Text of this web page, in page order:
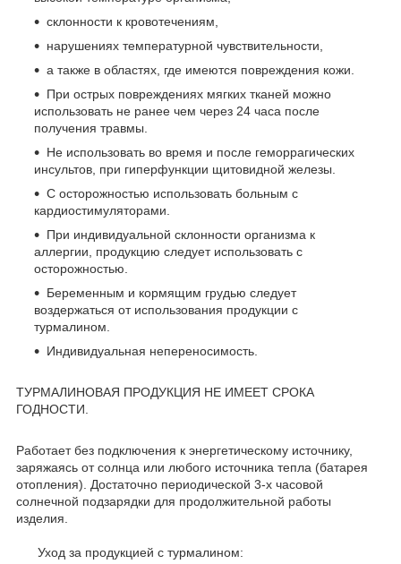
склонности к кровотечениям,
нарушениях температурной чувствительности,
а также в областях, где имеются повреждения кожи.
При острых повреждениях мягких тканей можно
использовать не ранее чем через 24 часа после
получения травмы.
Не использовать во время и после геморрагических
инсультов, при гиперфункции щитовидной железы.
С осторожностью использовать больным с
кардиостимуляторами.
При индивидуальной склонности организма к
аллергии, продукцию следует использовать с
осторожностью.
Беременным и кормящим грудью следует
воздержаться от использования продукции с
турмалином.
Индивидуальная непереносимость.
ТУРМАЛИНОВАЯ ПРОДУКЦИЯ НЕ ИМЕЕТ СРОКА
ГОДНОСТИ.
Работает без подключения к энергетическому источнику,
заряжаясь от солнца или любого источника тепла (батарея
отопления). Достаточно периодической 3-х часовой
солнечной подзарядки для продолжительной работы
изделия.
Уход за продукцией с турмалином: